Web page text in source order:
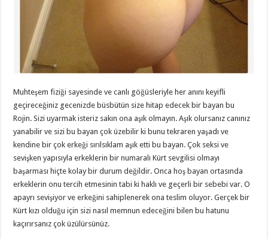
Muhteşem fiziği sayesinde ve canlı göğüsleriyle her anını keyifli
geçireceğiniz gecenizde büsbütün size hitap edecek bir bayan bu
Rojin. Sizi uyarmak isteriz sakın ona aşık olmayın. Aşık olursanız canınız
yanabilir ve sizi bu bayan çok üzebilir ki bunu tekraren yaşadı ve
kendine bir çok erkeği sırılsıklam aşık etti bu bayan. Çok seksi ve
sevişken yapısıyla erkeklerin bir numaralı Kürt sevgilisi olmayı
başarması hiçte kolay bir durum değildir. Onca hoş bayan ortasında
erkeklerin onu tercih etmesinin tabi ki haklı ve geçerli bir sebebi var. O
apayrı sevişiyor ve erkeğini sahiplenerek ona teslim oluyor. Gerçek bir
Kürt kızı olduğu için sizi nasıl memnun edeceğini bilen bu hatunu
kaçırırsanız çok üzülürsünüz.